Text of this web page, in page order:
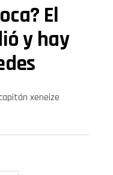
El
y hay
xeneize